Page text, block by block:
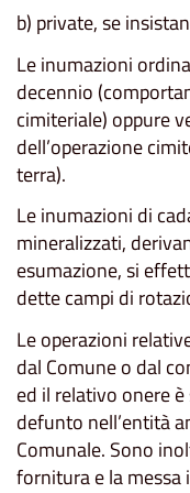
b) private, se
Le inumazioni
decennio
cimiteriale) oppure
dell’operazione
terra).
Le inumazioni di
mineralizzati,
esumazione, si
dette campi di
Le operazioni
dal Comune o dal
ed il relativo onere
defunto nell’entità
Comunale. Sono
fornitura e la messa